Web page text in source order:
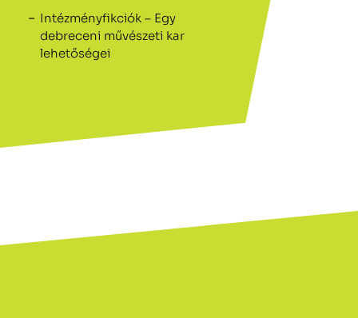
Intézményfikciók – Egy
debreceni művészeti kar
lehetőségei